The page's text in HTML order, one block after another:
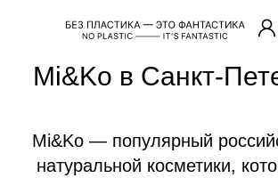
/ Бренды / Mi&Ko
Mi&Ko в Санкт-
Mi&Ko — популярный
натуральной косметики,